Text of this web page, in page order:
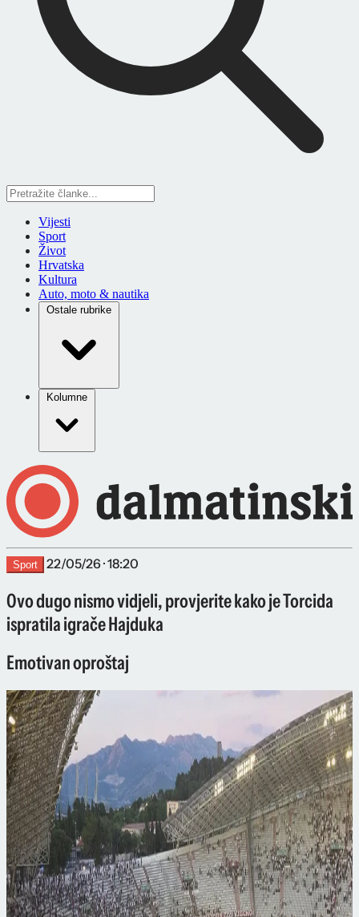
Vijesti
Sport
Život
Hrvatska
Kultura
Auto, moto & nautika
Ostale rubrike
Kolumne
Sport 22/05/26 · 18:20
Ovo dugo nismo vidjeli, provjerite kako je Torcida
ispratila igrače Hajduka
Emotivan oproštaj